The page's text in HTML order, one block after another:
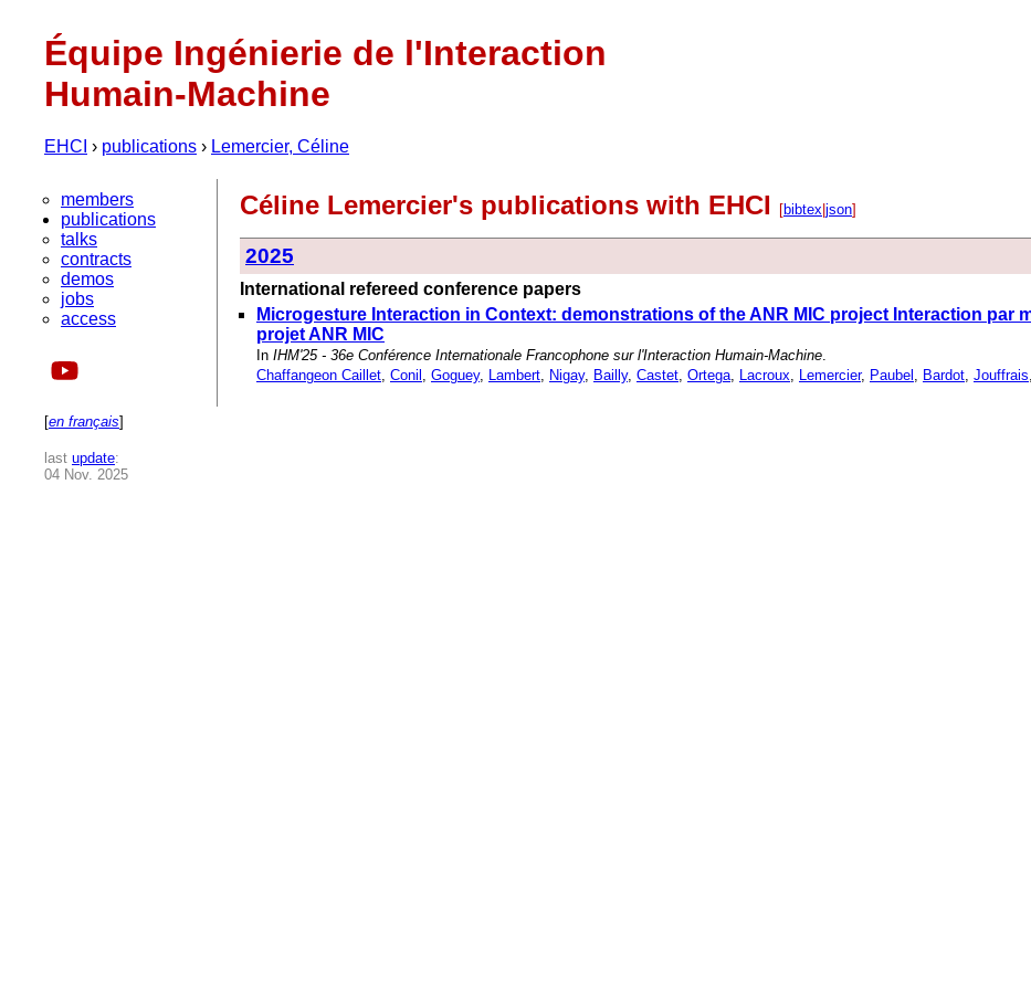
Équipe Ingénierie de l'Interaction
Humain-Machine
EHCI › publications › Lemercier, Céline
members
publications
talks
contracts
demos
jobs
access
[en français]
last update:
04 Nov. 2025
Céline Lemercier's publications with EHCI [bibtex json]
2025
International refereed conference papers
Microgesture Interaction in Context: demonstrations of the ANR MIC project Interaction par
projet ANR MIC
In IHM'25 - 36e Conférence Internationale Francophone sur l'Interaction Humain-Machine.
Chaffangeon Caillet, Conil , Goguey, Lambert, Nigay, Bailly, Castet, Ortega, Lacroux, Lemercier, Paubel , Bardot, Jouffrais,